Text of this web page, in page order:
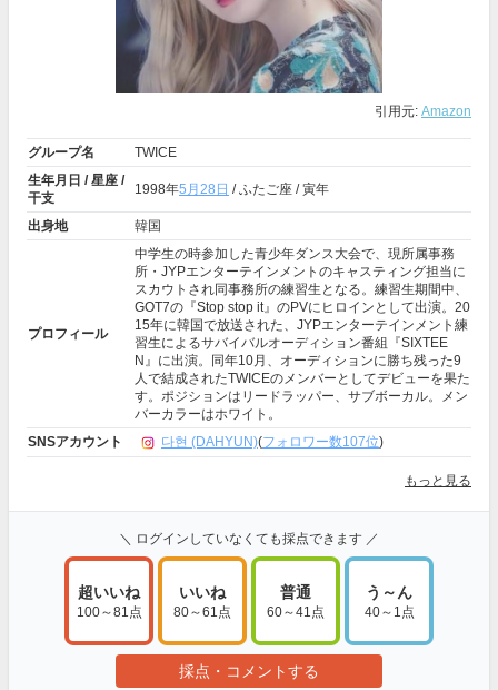
引用元: Amazon
グループ名
TWICE
生年月日 / 星座 /
干支
1998年5月28日 / ふたご座 / 寅年
出身地 韓国
プロフィール
中学生の時参加した青少年ダンス大会で、現所属事務
所・JYPエンターテインメントのキャスティング担当に
スカウトされ同事務所の練習生となる。練習生期間中、
GOT7の『Stop stop it』のPVにヒロインとして出演。20
15年に韓国で放送された、JYPエンターテインメント練
習生によるサバイバルオーディション番組『SIXTEE
N』に出演。同年10月、オーディションに勝ち残った9
人で結成されたTWICEのメンバーとしてデビューを果た
す。ポジションはリードラッパー、サブボーカル。メン
バーカラーはホワイト。
SNSアカウント
다현 (DAHYUN)(フォロワー数107位)
もっと見る
＼ ログインしていなくても採点できます ／
超いいね
100～81点
いいね
80～61点
普通
60～41点
う～ん
40～1点
採点・コメントする